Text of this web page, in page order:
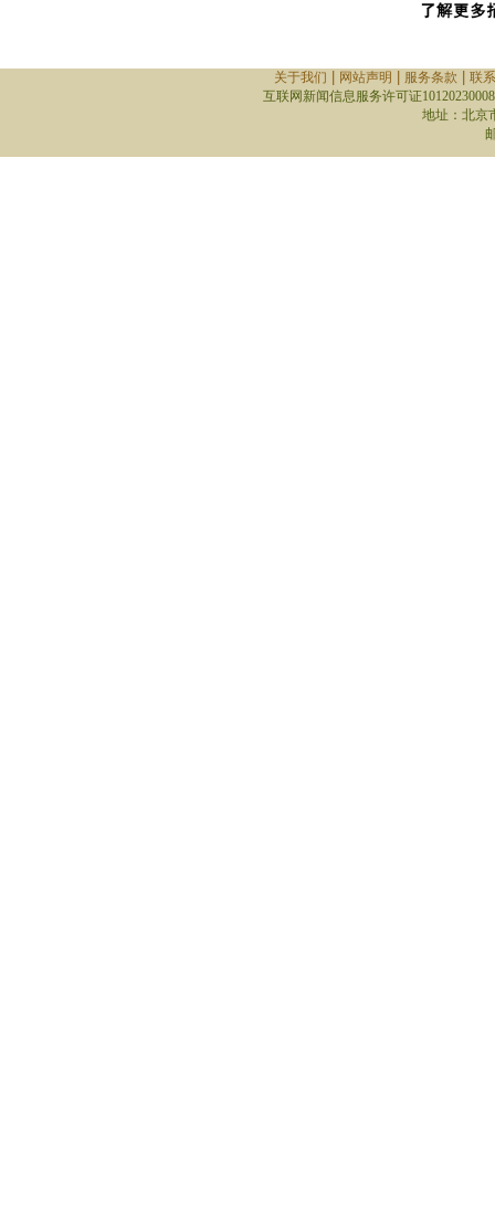
关于我们 网站声明 服务条款
联
互联网新闻信息服务许可证10120230008
地址：北京